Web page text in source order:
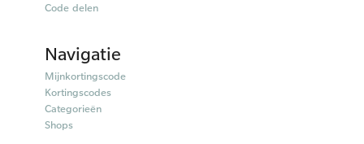
Code delen
Navigatie
Mijnkortingscode
Kortingscodes
Categorieën
Shops